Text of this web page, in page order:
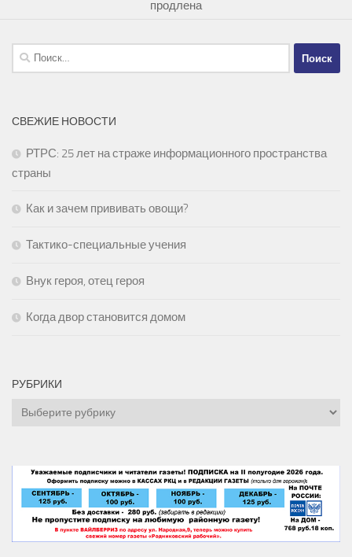
продлена
Найти:
СВЕЖИЕ НОВОСТИ
РТРС: 25 лет на страже информационного пространства
страны
Как и зачем прививать овощи?
Тактико-специальные учения
Внук героя, отец героя
Когда двор становится домом
РУБРИКИ
Рубрики